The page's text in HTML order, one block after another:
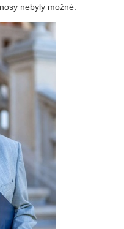
nebyly možné.